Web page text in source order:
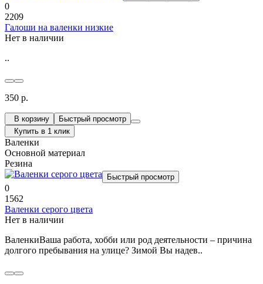
0
2209
Галоши на валенки низкие
Нет в наличии
..
350 р.
В корзину
Быстрый просмотр
Купить в 1 клик
Валенки
Основной материал
Резина
Быстрый просмотр
0
1562
Валенки серого цвета
Нет в наличии
ВаленкиВаша работа, хобби или род деятельности – причина
долгого пребывания на улице? Зимой Вы надев..